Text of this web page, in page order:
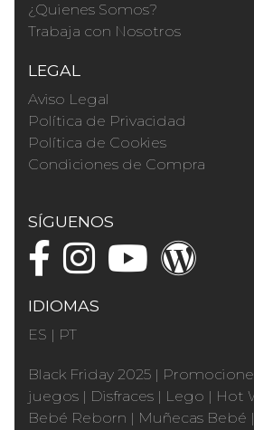
¿Quienes Somos?
Trabaja con Nosotros
LEGAL
Aviso Legal
Política de Privacidad
Política de Cookies
Condiciones de Compra
SÍGUENOS
IDIOMAS
ES | PT
Black Friday 2025 |
juegos | Disfraces | Lego | Hot
Bebé Reborn | Muñecas Bebé |